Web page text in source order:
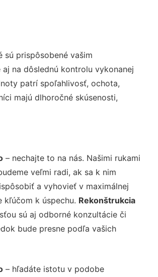
sú prispôsobené vašim
na dôslednú kontrolu vykonanej
patrí spoľahlivosť, ochota,
majú dlhoročné skúsenosti,
– nechajte to na nás. Našimi rukami
veľmi radi, ak sa k nim
a vyhovieť v maximálnej
kľúčom k úspechu. Rekonštrukcia
sú aj odborné konzultácie či
bude presne podľa vašich
– hľadáte istotu v podobe